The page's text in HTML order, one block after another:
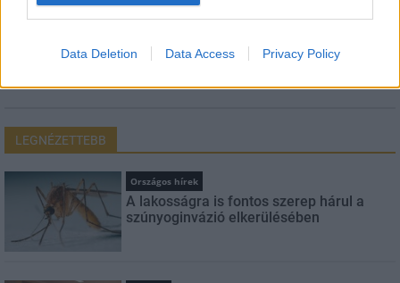
Data Deletion Data Access Privacy Policy
Feliratkozom a hírlevélre és elfogadom az
LEGNÉZETTEBB
Országos hírek
A lakosságra is fontos szerep hárul a
szúnyoginvázió elkerülésében